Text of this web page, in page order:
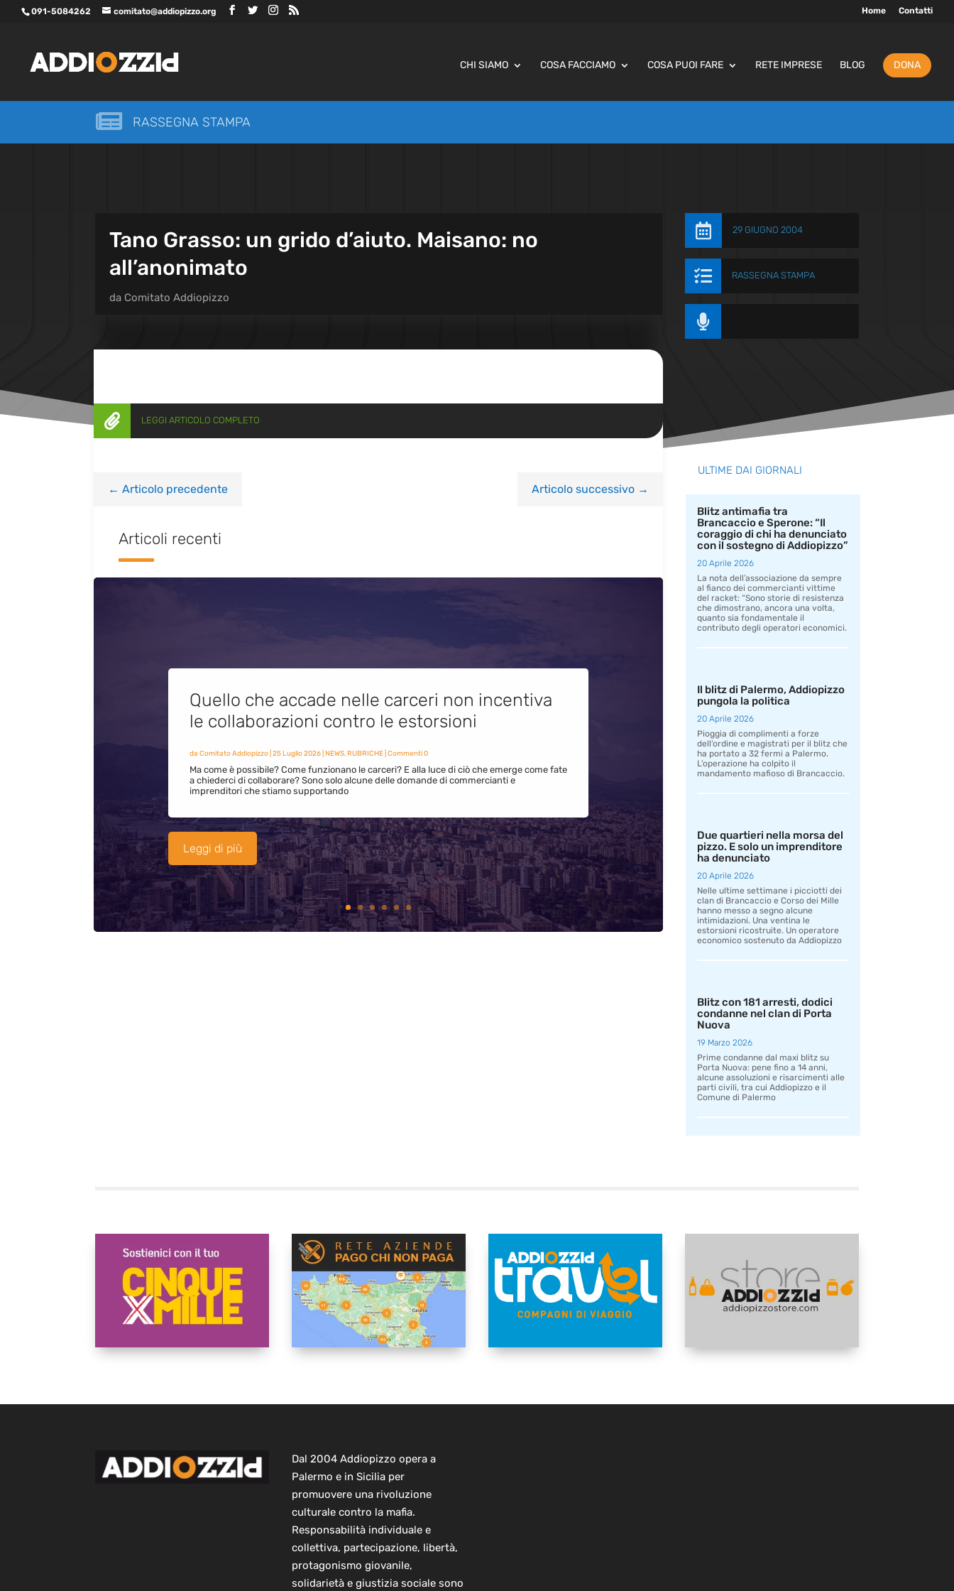
091-5084262 comitato@addiopizzo.org Home Contatti
CHI SIAMO COSA FACCIAMO COSA PUOI FARE RETE IMPRESE BLOG DONA
 RASSEGNA STAMPA
Tano Grasso: un grido d’aiuto. Maisano: no
all’anonimato
da Comitato Addiopizzo
 29 GIUGNO 2004
 RASSEGNA STAMPA

 LEGGI ARTICOLO COMPLETO
← Articolo precedente Articolo successivo→
Articoli recenti
Quello che accade nelle carceri non incentiva
le collaborazioni contro le estorsioni
da Comitato Addiopizzo| 25 Luglio 2026| NEWS,RUBRICHE| Commenti 0
Ma come è possibile? Come funzionano le carceri? E alla luce di ciò che emerge come fate
a chiederci di collaborare? Sono solo alcune delle domande di commercianti e
imprenditori che stiamo supportando
Leggi di più
ULTIME DAI GIORNALI
Blitz antimafia tra
Brancaccio e Sperone: “Il
coraggio di chi ha denunciato
con il sostegno di Addiopizzo”
20 Aprile 2026
La nota dell’associazione da sempre
al fianco dei commercianti vittime
del racket: “Sono storie di resistenza
che dimostrano, ancora una volta,
quanto sia fondamentale il
contributo degli operatori economici.
Il blitz di Palermo, Addiopizzo
pungola la politica
20 Aprile 2026
Pioggia di complimenti a forze
dell’ordine e magistrati per il blitz che
ha portato a 32 fermi a Palermo.
L’operazione ha colpito il
mandamento mafioso di Brancaccio.
Due quartieri nella morsa del
pizzo. E solo un imprenditore
ha denunciato
20 Aprile 2026
Nelle ultime settimane i picciotti dei
clan di Brancaccio e Corso dei Mille
hanno messo a segno alcune
intimidazioni. Una ventina le
estorsioni ricostruite. Un operatore
economico sostenuto da Addiopizzo
Blitz con 181 arresti, dodici
condanne nel clan di Porta
Nuova
19 Marzo 2026
Prime condanne dal maxi blitz su
Porta Nuova: pene fino a 14 anni,
alcune assoluzioni e risarcimenti alle
parti civili, tra cui Addiopizzo e il
Comune di Palermo
Dal 2004 Addiopizzo opera a
Palermo e in Sicilia per
promuovere una rivoluzione
culturale contro la mafia.
Responsabilità individuale e
collettiva, partecipazione, libertà,
protagonismo giovanile,
solidarietà e giustizia sociale sono